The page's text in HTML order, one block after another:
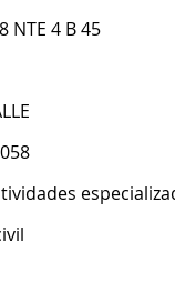
NTE 4 B 45